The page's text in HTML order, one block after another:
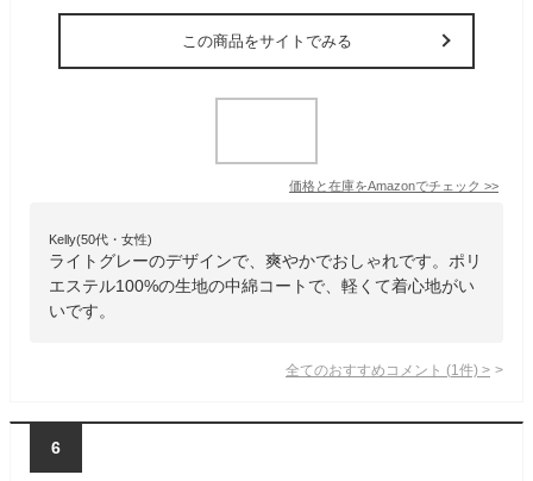
この商品をサイトでみる
価格と在庫をAmazonでチェック >>
Kelly(50代・女性)
ライトグレーのデザインで、爽やかでおしゃれです。ポリ
エステル100%の生地の中綿コートで、軽くて着心地がい
いです。
全てのおすすめコメント (1 件) >
6